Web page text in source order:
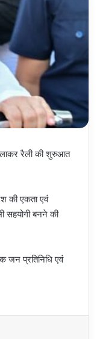
रैली की शुरुआत
की एकता एवं
सहयोगी बनने की
जन प्रतिनिधि एवं